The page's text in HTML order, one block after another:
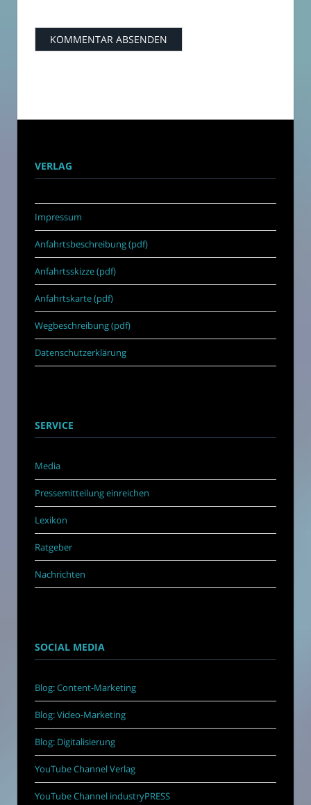
VERLAG
Impressum
Anfahrtsbeschreibung (pdf)
Anfahrtsskizze (pdf)
Anfahrtskarte (pdf)
Wegbeschreibung (pdf)
Datenschutzerklärung
SERVICE
Media
Pressemitteilung einreichen
Lexikon
Ratgeber
Nachrichten
SOCIAL MEDIA
Blog: Content-Marketing
Blog: Video-Marketing
Blog: Digitalisierung
YouTube Channel Verlag
YouTube Channel industryPRESS